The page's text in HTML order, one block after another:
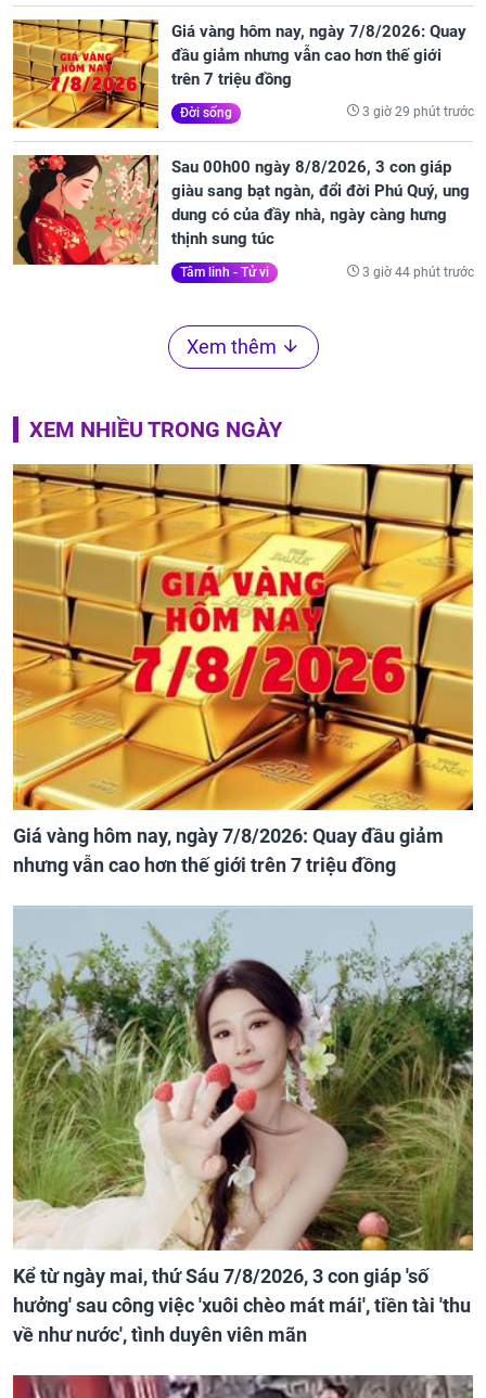
Giá vàng hôm nay, ngày 7/8/2026: Quay
đầu giảm nhưng vẫn cao hơn thế giới
trên 7 triệu đồng
Đời sống 3 giờ 29 phút trước
Sau 00h00 ngày 8/8/2026, 3 con giáp
giàu sang bạt ngàn, đổi đời Phú Quý, ung
dung có của đầy nhà, ngày càng hưng
thịnh sung túc
Tâm linh - Tử vi 3 giờ 44 phút trước
Xem thêm
XEM NHIỀU TRONG NGÀY
Giá vàng hôm nay, ngày 7/8/2026: Quay đầu giảm
nhưng vẫn cao hơn thế giới trên 7 triệu đồng
Kể từ ngày mai, thứ Sáu 7/8/2026, 3 con giáp 'số
hưởng' sau công việc 'xuôi chèo mát mái', tiền tài 'thu
về như nước', tình duyên viên mãn